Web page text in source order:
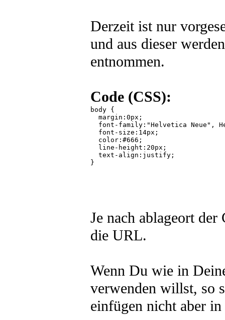
Derzeit ist nur
und aus dieser
entnommen.
Code (CSS):
body {
  margin:0px;
font-family:"Helvetica Neue",
  font-size:14px;
  color:#666;
  line-height:20px;
  text-align:justify;
}
Je nach ablageort
die URL.
Wenn Du wie in
verwenden willst, so
einfügen nicht aber